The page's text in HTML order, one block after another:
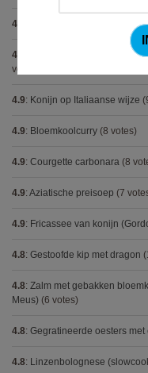
4.9 Steak chimichurri (Gordon
4.9 Aspergepuree met
votes)
4.9: Konijn op Italiaanse wijze
4.9: Bloemkoolcurry (8 votes)
4.9: Courgette carbonara (8
4.9: Aziatische preisoep (7
4.9: Fricassee van konijn
4.8: Gestoofde kip met dragon
4.8: Zalm met gebakken
Meus) (6 votes)
4.8: Gegratineerde oesters met
4.8: Linzenbolognese